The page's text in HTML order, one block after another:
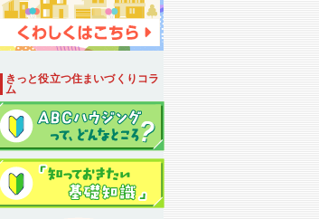
きっと役立つ住まいづくりコラ
ム